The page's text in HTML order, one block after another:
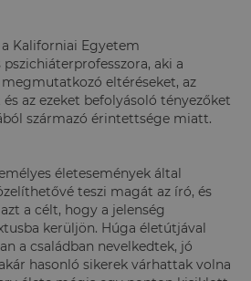
Kaliforniai Egyetem
aki a
eltéréseket, az
az ezeket befolyásoló tényezőket
származó érintettsége miatt.
életesemények által
teszi magát az író, és
a célt, hogy a jelenség
kerüljön. Húga életútjával
a családban nevelkedtek, jó
hasonló sikerek várhattak volna